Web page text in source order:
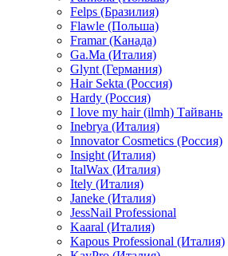
Felps (Бразилия)
Flawle (Польша)
Framar (Канада)
Ga.Ma (Италия)
Glynt (Германия)
Hair Sekta (Россия)
Hardy (Россия)
I love my hair (ilmh) Тайвань
Inebrya (Италия)
Innovator Cosmetics (Россия)
Insight (Италия)
ItalWax (Италия)
Itely (Италия)
Janeke (Италия)
JessNail Professional
Kaaral (Италия)
Kapous Professional (Италия)